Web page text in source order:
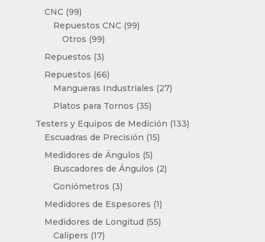
CNC 9999
productos
Repuestos CNC 9999
Otros 9999
productos
Repuestos 33
productos
Repuestos 6666
productos
Mangueras Industriales 2727
Platos para Tornos 3535
productos
Testers y Equipos de Medición 133133
Escuadras de Precisión 1515
Medidores de Ángulos 55
productos
Buscadores de Ángulos 22
Goniómetros 33
productos
Medidores de Espesores 11
producto
Medidores de Longitud 5555
Calipers 1717